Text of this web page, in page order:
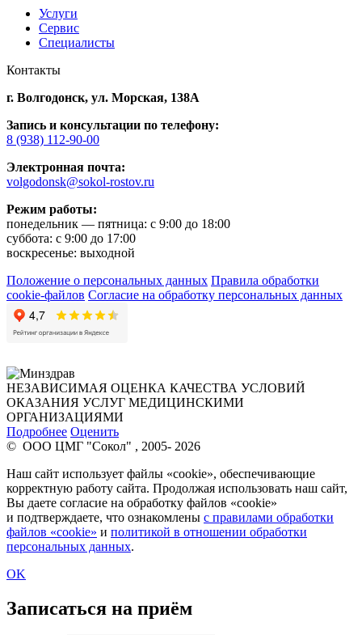
Услуги
Сервис
Специалисты
Контакты
г. Волгодонск, ул. Морская, 138А
Запись и консультации по телефону:
8 (938) 112-90-00
Электронная почта:
volgodonsk@sokol-rostov.ru
Режим работы:
понедельник — пятница: с 9:00 до 18:00
суббота: с 9:00 до 17:00
воскресенье: выходной
Положение о персональных данных Правила обработки
cookie-файлов Согласие на обработку персональных данных
НЕЗАВИСИМАЯ ОЦЕНКА КАЧЕСТВА УСЛОВИЙ
ОКАЗАНИЯ УСЛУГ МЕДИЦИНСКИМИ
ОРГАНИЗАЦИЯМИ
Подробнее Оценить
© ООО ЦМГ "Сокол" , 2005- 2026
Наш сайт использует файлы «cookie», обеспечивающие
корректную работу сайта. Продолжая использовать наш сайт,
Вы даете согласие на обработку файлов «cookie»
и подтверждаете, что ознакомлены с правилами обработки
файлов «cookie» и политикой в отношении обработки
персональных данных.
OK
Записаться на приём